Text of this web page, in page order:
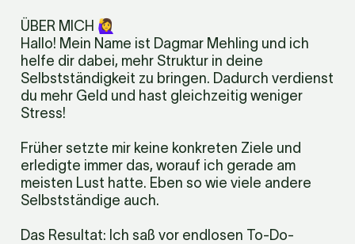
ÜBER MICH 🙋‍♀️
Hallo! Mein Name ist Dagmar Mehling und ich
helfe dir dabei, mehr Struktur in deine
Selbstständigkeit zu bringen. Dadurch verdienst
du mehr Geld und hast gleichzeitig weniger
Stress!
Früher setzte mir keine konkreten Ziele und
erledigte immer das, worauf ich gerade am
meisten Lust hatte. Eben so wie viele andere
Selbstständige auch.
Das Resultat: Ich saß vor endlosen To-Do-